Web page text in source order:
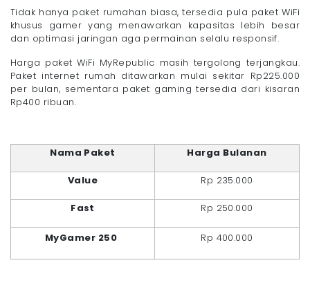
Tidak hanya paket rumahan biasa, tersedia pula paket WiFi
khusus gamer yang menawarkan kapasitas lebih besar
dan optimasi jaringan aga permainan selalu responsif.
Harga paket WiFi MyRepublic masih tergolong terjangkau.
Paket internet rumah ditawarkan mulai sekitar Rp225.000
per bulan, sementara paket gaming tersedia dari kisaran
Rp400 ribuan.
Nama Paket Harga Bulanan
Value Rp 235.000
Fast Rp 250.000
MyGamer 250 Rp 400.000